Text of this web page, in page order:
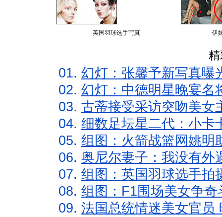
英国羽球选手写真 伊
01. 幻灯：张馨予新写真曝
02. 幻灯：中德明星晚宴名
03. 古蒂接受采访突吻美女
04. 细数足坛星二代：小卡
05. 组图：火箭战篮网姚明
06. 奥尼尔妻子：我没有外
07. 组图：英国羽球选手拍
08. 组图：F1围场美女争
09. 法国总统情迷美女官员